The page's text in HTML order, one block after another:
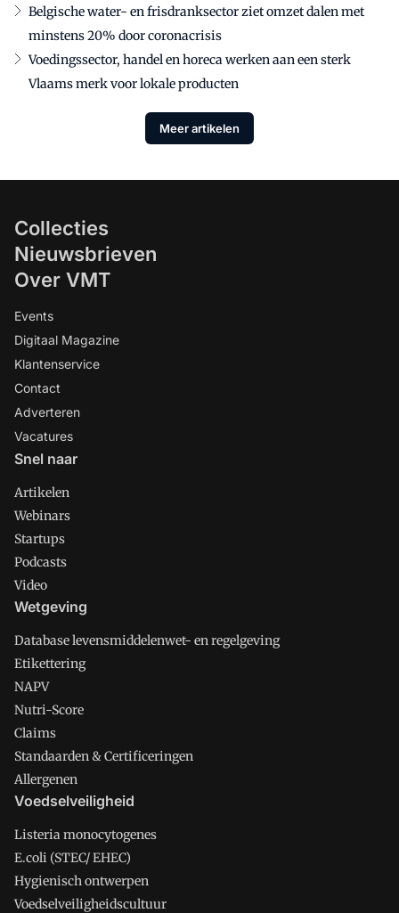
Belgische water- en frisdranksector ziet omzet dalen met
minstens 20% door coronacrisis
Voedingssector, handel en horeca werken aan een sterk
Vlaams merk voor lokale producten
Meer artikelen
Collecties
Nieuwsbrieven
Over VMT
Events
Digitaal Magazine
Klantenservice
Contact
Adverteren
Vacatures
Snel naar
Artikelen
Webinars
Startups
Podcasts
Video
Wetgeving
Database levensmiddelenwet- en regelgeving
Etikettering
NAPV
Nutri-Score
Claims
Standaarden & Certificeringen
Allergenen
Voedselveiligheid
Listeria monocytogenes
E.coli (STEC/ EHEC)
Hygienisch ontwerpen
Voedselveiligheidscultuur